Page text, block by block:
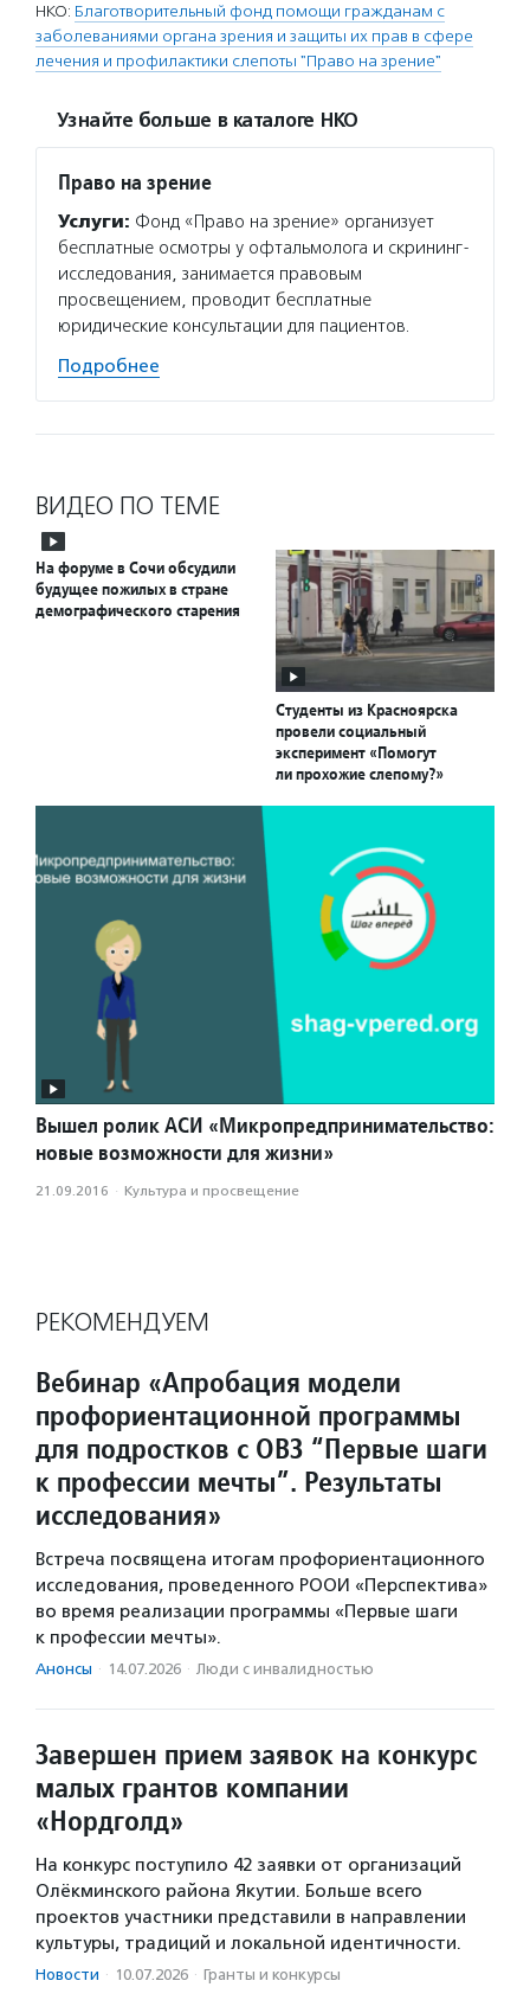
НКО: Благотворительный фонд помощи гражданам с
заболеваниями органа зрения и защиты их прав в сфере
лечения и профилактики слепоты "Право на зрение"
Узнайте больше в каталоге НКО
Право на зрение
Услуги: Фонд «Право на зрение» организует
бесплатные осмотры у офтальмолога и скрининг-
исследования, занимается правовым
просвещением, проводит бесплатные
юридические консультации для пациентов.
Подробнее
ВИДЕО ПО ТЕМЕ
На форуме в Сочи обсудили
будущее пожилых в стране
демографического старения
Студенты из Красноярска
провели социальный
эксперимент «Помогут
ли прохожие слепому?»
Вышел ролик АСИ «Микропредпринимательство:
новые возможности для жизни»
21.09.2016 · Культура и просвещение
РЕКОМЕНДУЕМ
Вебинар «Апробация модели
профориентационной программы
для подростков с ОВЗ “Первые шаги
к профессии мечты”. Результаты
исследования»
Встреча посвящена итогам профориентационного
исследования, проведенного РООИ «Перспектива»
во время реализации программы «Первые шаги
к профессии мечты».
Анонсы · 14.07.2026 · Люди с инвалидностью
Завершен прием заявок на конкурс
малых грантов компании
«Нордголд»
На конкурс поступило 42 заявки от организаций
Олёкминского района Якутии. Больше всего
проектов участники представили в направлении
культуры, традиций и локальной идентичности.
Новости · 10.07.2026 · Гранты и конкурсы